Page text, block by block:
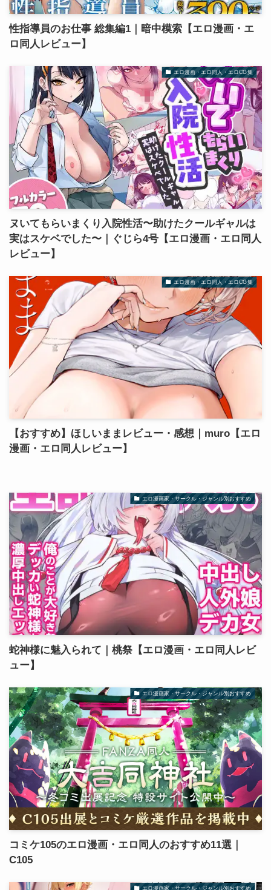
性指導員のお仕事 総集編1｜暗中模索【エロ漫画・エ
ロ同人レビュー】
エロ漫画・エロ同人・エロCG集
ヌいてもらいまくり入院性活〜助けたクールギャルは
実はスケベでした〜｜ぐじら4号【エロ漫画・エロ同人
レビュー】
エロ漫画・エロ同人・エロCG集
【おすすめ】ほしいままレビュー・感想｜muro【エロ
漫画・エロ同人レビュー】
エロ漫画家・サークル・ジャンル別おすすめ
蛇神様に魅入られて｜桃祭【エロ漫画・エロ同人レビ
ュー】
エロ漫画家・サークル・ジャンル別おすすめ
コミケ105のエロ漫画・エロ同人のおすすめ11選｜
C105
エロ漫画家・サークル・ジャンル別おすすめ